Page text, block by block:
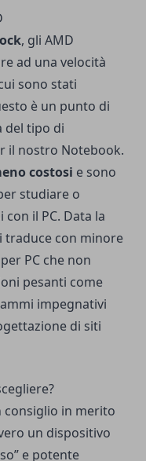
, gli AMD
ad una velocità
sono stati
è un punto di
del tipo di
il nostro Notebook.
costosi e sono
studiare o
il PC. Data la
traduce con minore
PC che non
pesanti come
impegnativi
di siti
consiglio in merito
un dispositivo
e potente